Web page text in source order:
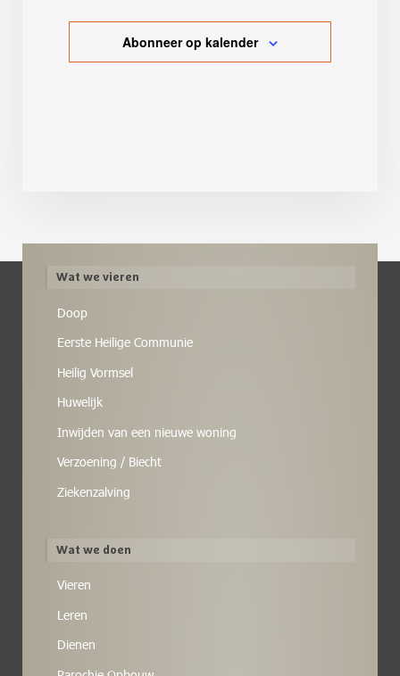
Abonneer op kalender
Wat we vieren
Doop
Eerste Heilige Communie
Heilig Vormsel
Huwelijk
Inwijden van een nieuwe woning
Verzoening / Biecht
Ziekenzalving
Wat we doen
Vieren
Leren
Dienen